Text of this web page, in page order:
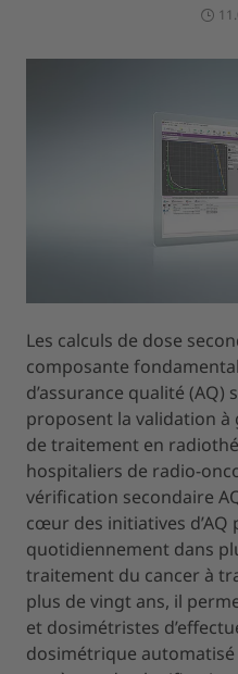
Les calculs de dose
composante
d’assurance qualité
proposent la validation à
de traitement en
hospitaliers de radio-
vérification secondaire
cœur des initiatives d’AQ
quotidiennement dans
traitement du cancer à
plus de vingt ans, il
et dosimétristes
dosimétrique